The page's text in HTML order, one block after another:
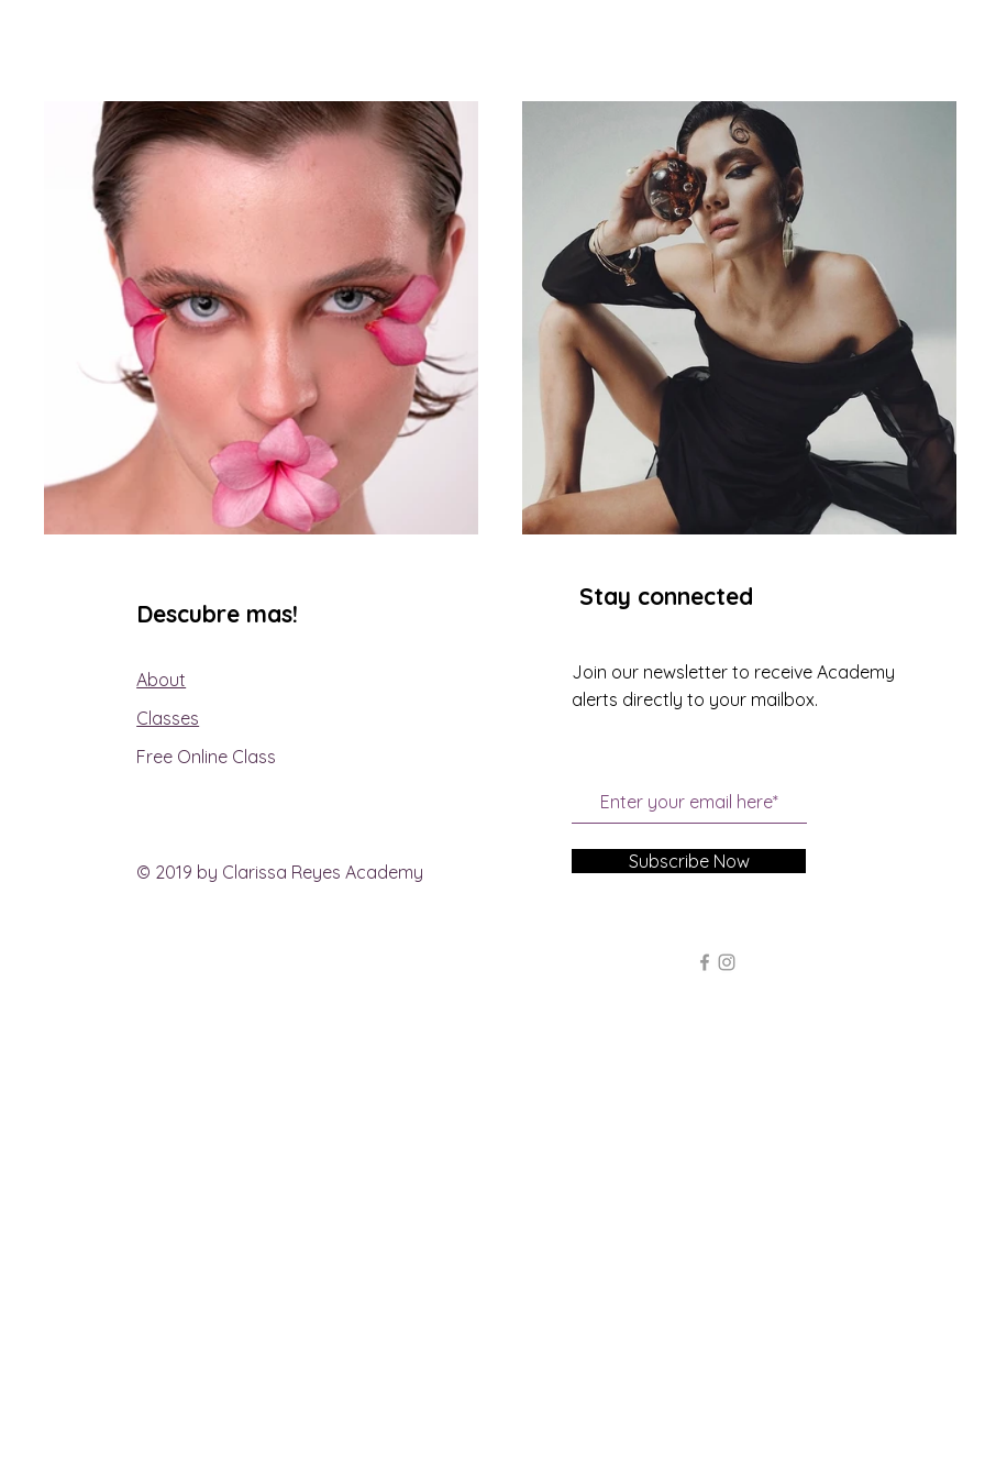
Descubre mas!
About
Classes
Free Online Class
© 2019 by Clarissa Reyes Academy
Stay connected
Join our newsletter to receive Academy
alerts directly to your mailbox.
Subscribe Now